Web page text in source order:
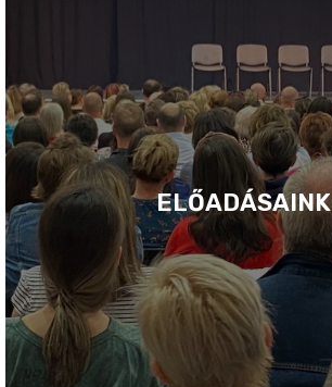
ELŐADÁSAINK